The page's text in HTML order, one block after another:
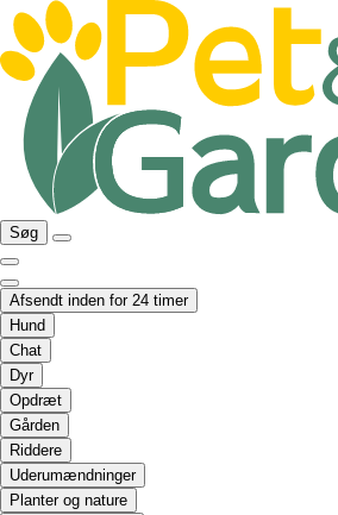
Søg
Afsendt inden for 24 timer
Hund
Chat
Dyr
Opdræt
Gården
Riddere
Uderumændninger
Planter og nature